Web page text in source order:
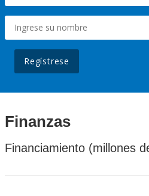
Regístrese
Finanzas
Financiamiento (millones